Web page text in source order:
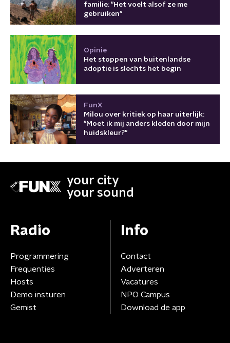
familie: "Het voelt alsof ze me
gebruiken"
Opinie
Het stoppen van buitenlandse
adoptie is slechts het begin
FunX
Milou over kritiek op haar uiterlijk:
"Moet ik mij anders kleden door mijn
huidskleur?"
your city
your sound
Radio
Programmering
Frequenties
Hosts
Demo insturen
Gemist
Info
Contact
Adverteren
Vacatures
NPO Campus
Download de app